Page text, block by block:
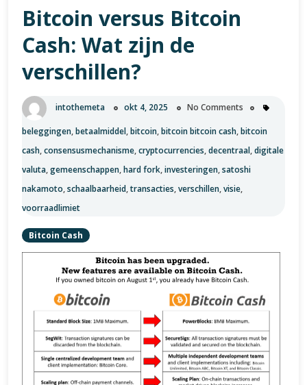
Bitcoin versus Bitcoin
Cash: Wat zijn de
verschillen?
intothemeta okt 4, 2025 No Comments
beleggingen,betaalmiddel,bitcoin,bitcoin bitcoin cash,bitcoin
cash,consensusmechanisme,cryptocurrencies,decentraal,digitale
valuta,gemeenschappen,hard fork,investeringen,satoshi
nakamoto,schaalbaarheid,transacties,verschillen,visie,
voorraadlimiet
Bitcoin Cash